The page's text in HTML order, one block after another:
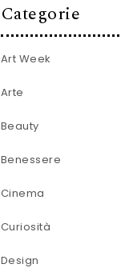
Categorie
Art Week
Arte
Beauty
Benessere
Cinema
Curiosità
Design